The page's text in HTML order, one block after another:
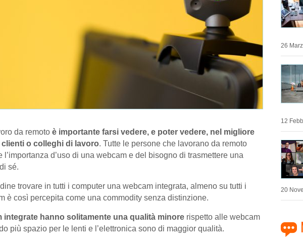
da remoto è importante farsi vedere, e poter vedere, nel migliore
o colleghi di lavoro. Tutte le persone che lavorano da remoto
l’importanza d’uso di una webcam e del bisogno di trasmettere una
sé.
trovare in tutti i computer una webcam integrata, almeno su tutti i
è così percepita come una commodity senza distinzione.
integrate hanno solitamente una qualità minore rispetto alle webcam
più spazio per le lenti e l’elettronica sono di maggior qualità.
26
12
20